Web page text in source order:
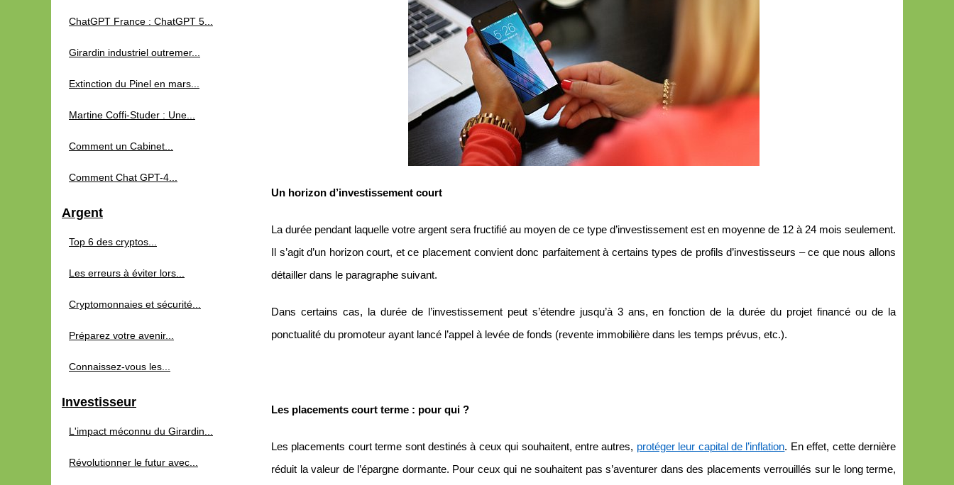
Un horizon d’investissement court
La durée pendant laquelle votre argent sera fructifié au moyen de ce type d’investissement est en moyenne de 12 à 24 mois seulement.
Il s’agit d’un horizon court, et ce placement convient donc parfaitement à certains types de profils d’investisseurs – ce que nous allons
détailler dans le paragraphe suivant.
Dans certains cas, la durée de l’investissement peut s’étendre jusqu’à 3 ans, en fonction de la durée du projet financé ou de la
ponctualité du promoteur ayant lancé l’appel à levée de fonds (revente immobilière dans les temps prévus, etc.).
Les placements court terme : pour qui ?
Les placements court terme sont destinés à ceux qui souhaitent, entre autres, protéger leur capital de l’inflation. En effet, cette dernière
réduit la valeur de l’épargne dormante. Pour ceux qui ne souhaitent pas s’aventurer dans des placements verrouillés sur le long terme,
ChatGPT France : ChatGPT 5...
Girardin industriel outremer...
Extinction du Pinel en mars...
Martine Coffi-Studer : Une...
Comment un Cabinet...
Comment Chat GPT-4...
Argent
Top 6 des cryptos...
Les erreurs à éviter lors...
Cryptomonnaies et sécurité...
Préparez votre avenir...
Connaissez-vous les...
Investisseur
L'impact méconnu du Girardin...
Révolutionner le futur avec...